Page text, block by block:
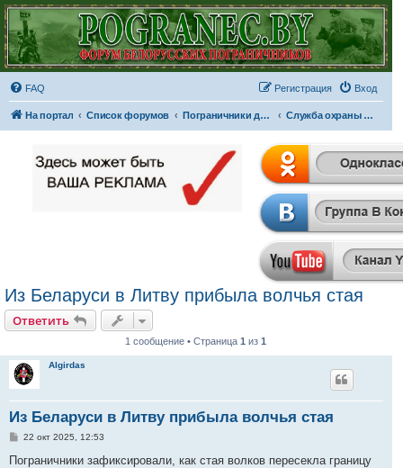
FAQ Вход
Регистрация
На портал Список форумов Пограничники других стран Служба охраны государственной границы Литвы
Из Беларуси в Литву прибыла волчья стая
Ответить
1 сообщение • Страница1 из1
Algirdas
Из Беларуси в Литву прибыла волчья стая
С
о
22 окт 2025, 12:53
Пограничники зафиксировали, как стая волков пересекла границу